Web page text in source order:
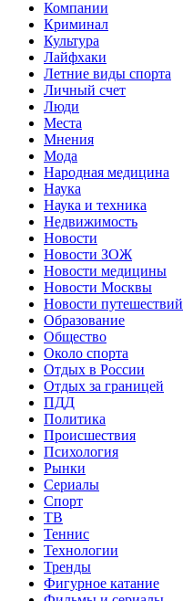
Компании
Криминал
Культура
Лайфхаки
Летние виды спорта
Личный счет
Люди
Места
Мнения
Мода
Народная медицина
Наука
Наука и техника
Недвижимость
Новости
Новости ЗОЖ
Новости медицины
Новости Москвы
Новости путешествий
Образование
Общество
Около спорта
Отдых в России
Отдых за границей
ПДД
Политика
Происшествия
Психология
Рынки
Сериалы
Спорт
ТВ
Теннис
Технологии
Тренды
Фигурное катание